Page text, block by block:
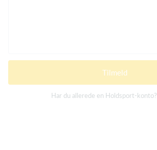
Tilmeld
Har du allerede en Holdsport-konto?